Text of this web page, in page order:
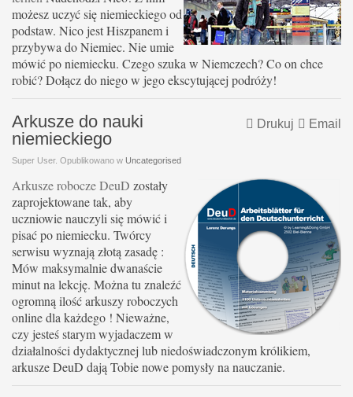
możesz uczyć się niemieckiego od
podstaw. Nico jest Hiszpanem i
przybywa do Niemiec. Nie umie
mówić po niemiecku. Czego szuka w Niemczech? Co on chce
robić? Dołącz do niego w jego ekscytującej podróży!
Email
Drukuj
Arkusze do nauki
niemieckiego
Super User. Opublikowano w Uncategorised
Arkusze robocze DeuD zostały
zaprojektowane tak, aby
uczniowie nauczyli się mówić i
pisać po niemiecku. Twórcy
serwisu wyznają złotą zasadę :
Mów maksymalnie dwanaście
minut na lekcję. Można tu znaleźć
ogromną ilość arkuszy roboczych
online dla każdego ! Nieważne,
czy jesteś starym wyjadaczem w
działalności dydaktycznej lub niedoświadczonym królikiem,
arkusze DeuD dają Tobie nowe pomysły na nauczanie.